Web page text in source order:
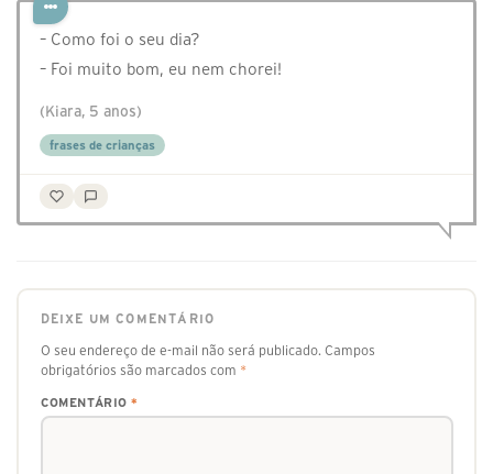
– Como foi o seu dia?
– Foi muito bom, eu nem chorei!
(Kiara, 5 anos)
frases de crianças
DEIXE UM COMENTÁRIO
O seu endereço de e-mail não será publicado. Campos
obrigatórios são marcados com *
COMENTÁRIO *